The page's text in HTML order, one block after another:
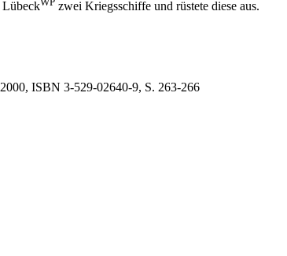
Lübeck zwei Kriegsschiffe und rüstete diese aus.
2000, ISBN 3-529-02640-9, S. 263-266